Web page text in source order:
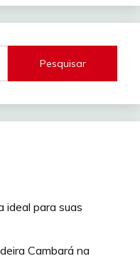
Pesquisar
ideal para suas
Cambará na